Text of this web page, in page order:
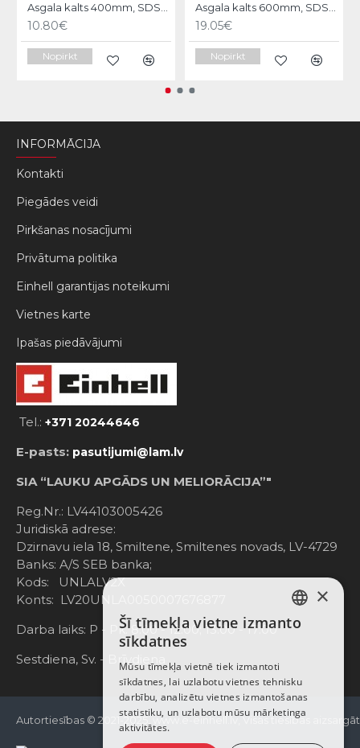
Asgala kalts 400mm, SDS-MAX KWB
10.80€
Nopirkt
Asgala kalts 600mm, SDS-MAX KWB
19.05€
Nopirkt
INFORMĀCIJA
Kontakti
Piegādes veidi
Pirkšanas nosacījumi
Privātuma politika
Einhell garantijas noteikumi
Vietnes karte
Ipašas piedāvājumi
Tel.: +371 20244646
E-pasts: pasutijumi@lam.lv
SIA “LAUKU APGĀDS UN MELIORĀCIJA”"
Reg.Nr.: LV44103005426
Juridiskā adrese:
Dzirnavu iela 18, Smiltene, Smiltenes novads, LV-4729
Banks: A/S SEB banka;
Kods: UNLALV2X
Konts: LV20UNLA0050007676877
Darba laiks: P - Pk. 8:00 - 12:00; 13:00 - 17:00
Sestdiena, Sv. - Brīvdiena
Autortiesības © 2021-2025, www.e-einhell.lv, Visas tiesības
LATVIAN
ENGLISH
×
Šī tīmekļa vietne izmanto
sīkdatnes
Mūsu tīmekļa vietnē tiek izmantoti
sīkdatnes, lai uzlabotu vietnes tehnisku
darbību, analizētu vietnes izmantošanas
statistiku, un uzlabotu mūsu mārketinga
aktivitātes.